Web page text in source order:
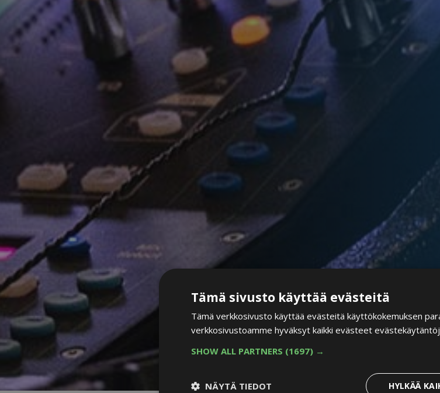
Tämä sivusto käyttää evästeitä
Tämä verkkosivusto käyttää evästeitä käyttökokemuksen
verkkosivustoamme hyväksyt kaikki evästeet
SHOW ALL PARTNERS (1697) →
HYLKÄÄ
NÄYTÄ TIEDOT